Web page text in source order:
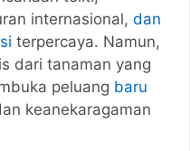
internasional, dan
terpercaya. Namun,
dari tanaman yang
peluang baru
keanekaragaman